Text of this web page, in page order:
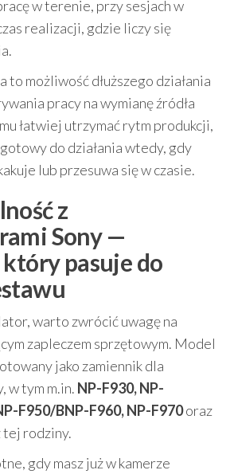
w terenie, przy sesjach w
realizacji, gdzie liczy się
to możliwość dłuższego działania
pracy na wymianę źródła
łatwiej utrzymać rytm produkcji,
do działania wtedy, gdy
lub przesuwa się w czasie.
z
Sony —
pasuje do
warto zwrócić uwagę na
zapleczem sprzętowym. Model
jako zamiennik dla
w tym m.in. NP-F930, NP-
F950/BNP-F960, NP-F970oraz
tej rodziny.
gdy masz już w kamerze